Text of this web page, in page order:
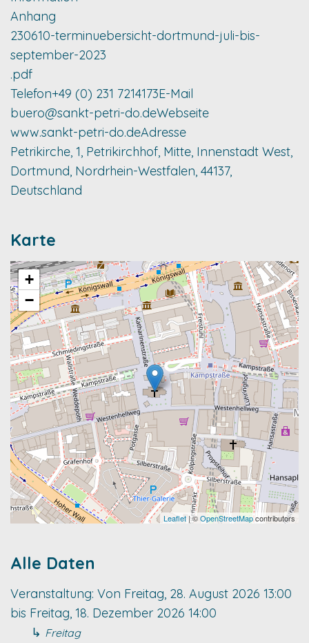
Anhang
230610-terminuebersicht-dortmund-juli-bis-
september-2023
.pdf
Telefon+49 (0) 231 7214173E-Mail
buero@sankt-petri-do.deWebseite
www.sankt-petri-do.deAdresse
Petrikirche, 1, Petrikirchhof, Mitte, Innenstadt West,
Dortmund, Nordrhein-Westfalen, 44137,
Deutschland
Karte
+
−
Leaflet| ©OpenStreetMapcontributors
Alle Daten
Veranstaltung: Von Freitag, 28. August 2026 13:00
bis Freitag, 18. Dezember 2026 14:00
↳ Freitag